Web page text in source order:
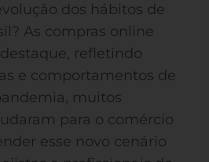
dos hábitos de
As compras online
refletindo
e comportamentos de
muitos
para o comércio
esse novo cenário